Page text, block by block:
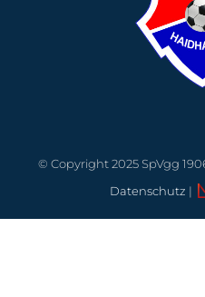
© Copyright 2025 SpVgg
Datenschutz |